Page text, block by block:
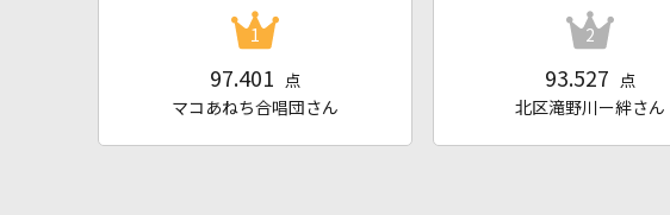
1
97.401
点
マコあねち合唱団さん
2
93.527
点
北区滝野川ー絆さん